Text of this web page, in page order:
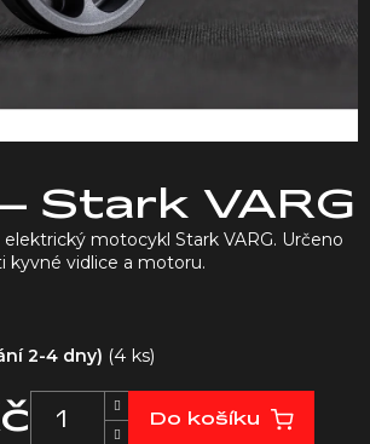
Stark VARG
2-4 dny) (4 ks)
Do košíku
motocykl Stark VARG. Určeno
kyvné vidlice a motoru.